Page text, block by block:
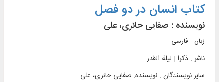
کتاب انسان در دو فصل
نویسنده : صفایی حائری، علی
زبان : فارسی
ناشر : ذکرا | ليلة القدر
سایر نویسندگان : نویسنده: صفایی حائری، علی